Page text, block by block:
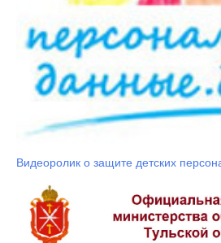
Видеоролик о защите детских